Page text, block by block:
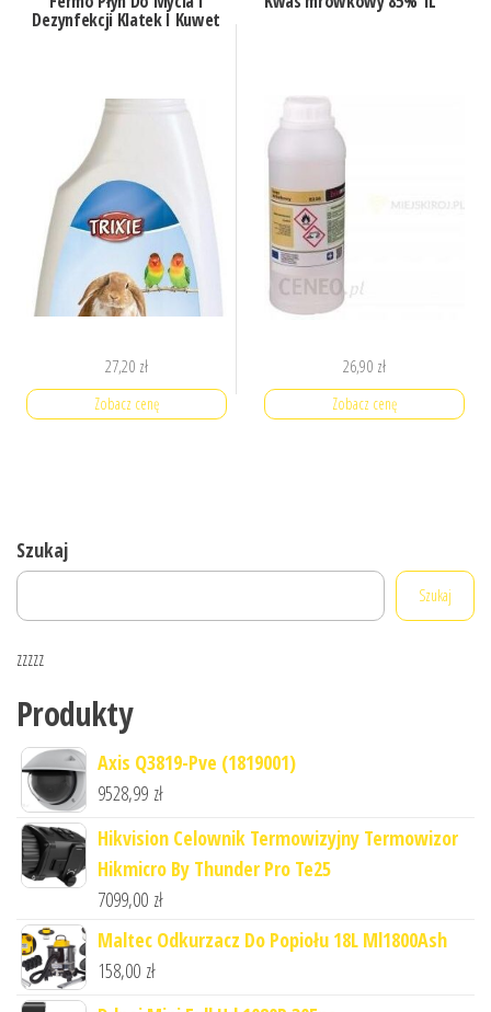
Dezynfekcji Klatek I Kuwet
27,20 zł
Zobacz cenę
26,90 zł
Zobacz cenę
Szukaj
Szukaj
zzzzz
Produkty
Axis Q3819-Pve (1819001)
9528,99 zł
Hikvision Celownik Termowizyjny Termowizor
Hikmicro By Thunder Pro Te25
7099,00 zł
Maltec Odkurzacz Do Popiołu 18L Ml1800Ash
158,00 zł